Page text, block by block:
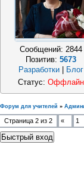
Сообщений: 2844
Позитив: 5673
Разработки
Блог
Статус: Оффлайн
Форум для учителей »
Страница 2 из 2 « 1